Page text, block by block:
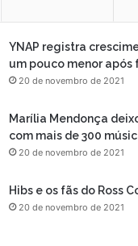
YNAP registra
um pouco menor após
20 de novembro de 2021
Marília Mendonça
com mais de 300
20 de novembro de 2021
Hibs e os fãs do Ross
20 de novembro de 2021